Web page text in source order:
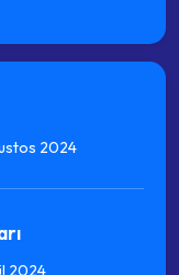
2024
2024